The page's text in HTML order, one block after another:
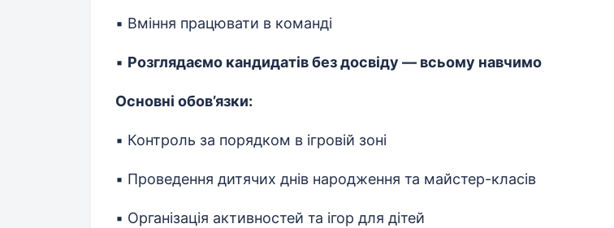
▪️ Вміння працювати в команді
▪️ Розглядаємо кандидатів без досвіду — всьому навчимо
Основні обов’язки:
▪️ Контроль за порядком в ігровій зоні
▪️ Проведення дитячих днів народження та майстер-класів
▪️ Організація активностей та ігор для дітей